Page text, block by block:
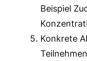
Beispiel
Konkrete